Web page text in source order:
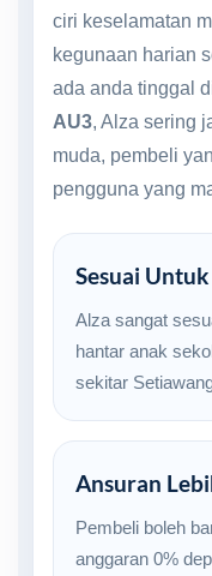
ciri keselamatan
kegunaan harian
ada anda tinggal
AU3, Alza sering
muda, pembeli
pengguna yang
Sesuai
Alza sangat
hantar anak
sekitar
Ansuran
Pembeli boleh
anggaran 0%